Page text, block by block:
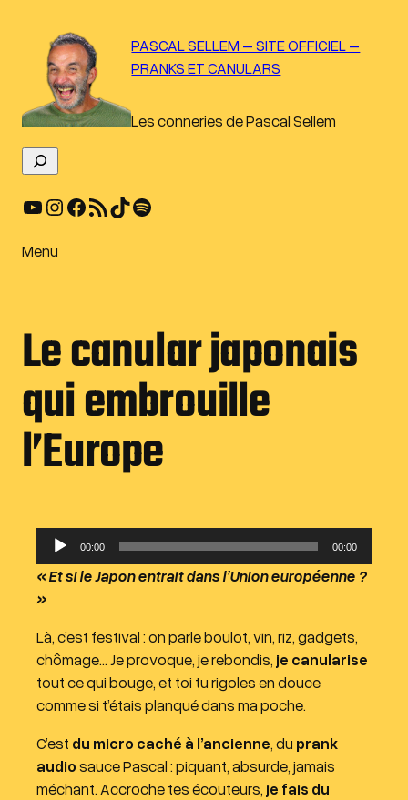
contenu
PASCAL SELLEM – SITE OFFICIEL –
PRANKS ET CANULARS
Les conneries de Pascal Sellem
e
c
e
e
r
YouTube Instagram Facebook Flux RSS TikTok Spotify
Menu
Le canular japonais
qui embrouille
l’Europe
e
c
t
e
r
d
i
o
00:00 00:00
« Et si le Japon entrait dans l’Union européenne ?
»
Là, c’est festival : on parle boulot, vin, riz, gadgets,
chômage… Je provoque, je rebondis, je canularise
tout ce qui bouge, et toi tu rigoles en douce
comme si t’étais planqué dans ma poche.
C’est du micro caché à l’ancienne, du prank
audiosauce Pascal : piquant, absurde, jamais
méchant. Accroche tes écouteurs, je fais du